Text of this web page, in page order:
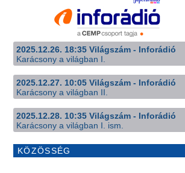
2025.12.26. 18:35 Világszám - Inforádió
Karácsony a világban I.
2025.12.27. 10:05 Világszám - Inforádió
Karácsony a világban II.
2025.12.28. 10:35 Világszám - Inforádió
Karácsony a világban I. ism.
KÖZÖSSÉG